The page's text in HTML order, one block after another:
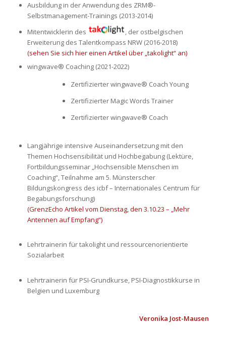
Ausbildung in der Anwendung des ZRM®-
Selbstmanagement-Trainings (2013-2014)
Mitentwicklerin des
, der ostbelgischen
Erweiterung des Talentkompass NRW (2016-2018)
(sehen Sie sich hier einen Artikel über „takolight“ an)
wingwave® Coaching (2021-2022)
Zertifizierter wingwave® Coach Young
Zertifizierter Magic Words Trainer
Zertifizierter wingwave® Coach
Langjährige intensive Auseinandersetzung mit den
Themen Hochsensibilität und Hochbegabung (Lektüre,
Fortbildungsseminar „Hochsensible Menschen im
Coaching“, Teilnahme am 5. Münsterscher
Bildungskongress des icbf – Internationales Centrum für
Begabungsforschung)
(GrenzEcho Artikel vom Dienstag, den 3.10.23 – „Mehr
Antennen auf Empfang“)
Lehrtrainerin für takolight und ressourcenorientierte
Sozialarbeit
Lehrtrainerin für PSI-Grundkurse, PSI-Diagnostikkurse in
Belgien und Luxemburg
Veronika Jost-Mausen